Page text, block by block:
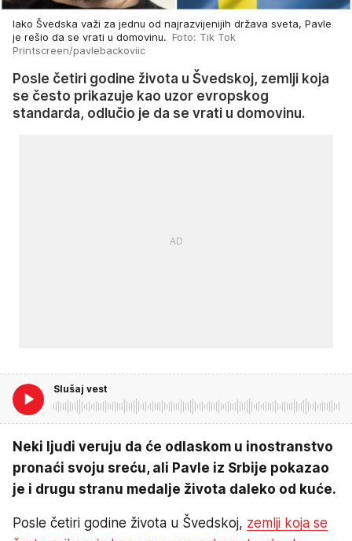
Iako Švedska važi za jednu od najrazvijenijih država sveta, Pavle
je rešio da se vrati u domovinu. Foto: Tik Tok
Printscreen/pavlebackoviic
Posle četiri godine života u Švedskoj, zemlji koja
se često prikazuje kao uzor evropskog
standarda, odlučio je da se vrati u domovinu.
Slušaj vest
Neki ljudi veruju da će odlaskom u inostranstvo
pronaći svoju sreću, ali Pavle iz Srbije pokazao
je i drugu stranu medalje života daleko od kuće.
Posle četiri godine života u Švedskoj, zemlji koja se